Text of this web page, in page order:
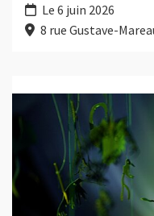
Le 6 juin 2026
8 rue Gustave-